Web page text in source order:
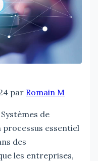
par Romain M
de
processus essentiel
des
les entreprises,